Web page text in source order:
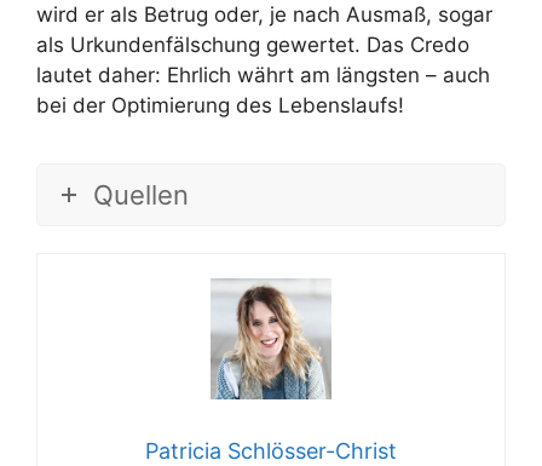
wird er als Betrug oder, je nach Ausmaß, sogar
als Urkundenfälschung gewertet. Das Credo
lautet daher: Ehrlich währt am längsten – auch
bei der Optimierung des Lebenslaufs!
Quellen
Patricia Schlösser-Christ